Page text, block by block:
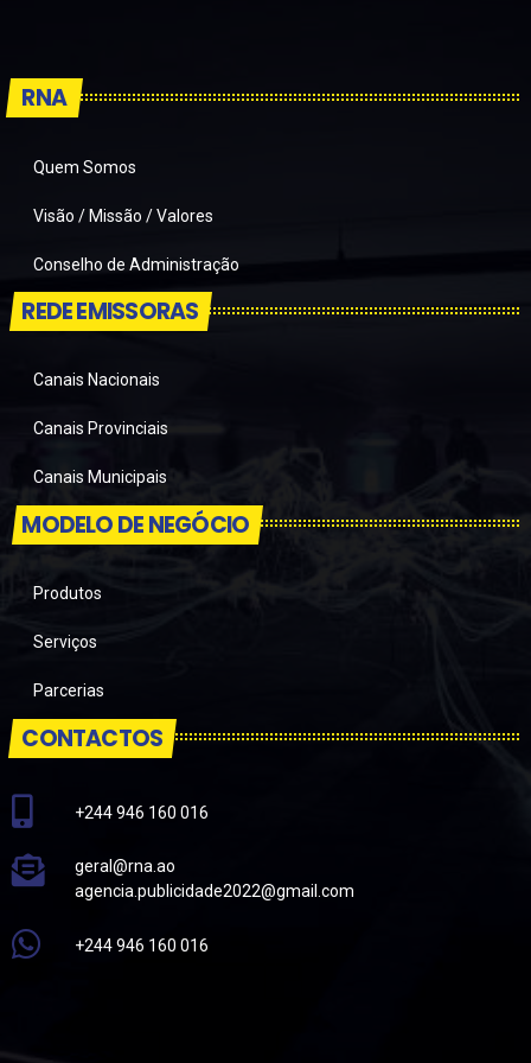
RNA
Quem Somos
Visão / Missão / Valores
Conselho de Administração
REDE EMISSORAS
Canais Nacionais
Canais Provinciais
Canais Municipais
MODELO DE NEGÓCIO
Produtos
Serviços
Parcerias
CONTACTOS
+244 946 160 016
geral@rna.ao
agencia.publicidade2022@gmail.com
+244 946 160 016